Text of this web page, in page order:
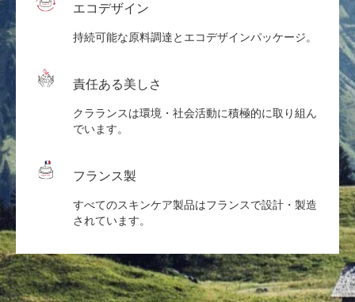
エコデザイン
持続可能な原料調達とエコデザインパッケージ。
責任ある美しさ
クラランスは環境・社会活動に積極的に取り組ん
でいます。
フランス製
すべてのスキンケア製品はフランスで設計・製造
されています。